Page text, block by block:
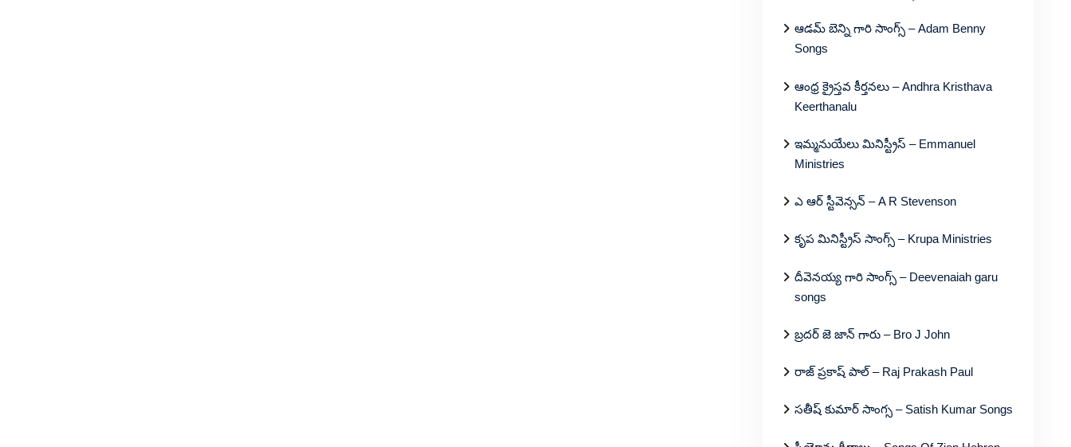
ఆడమ్ బెన్ని గారి సాంగ్స్ – Adam Benny
Songs
ఆంధ్ర క్రైస్తవ కీర్తనలు – Andhra Kristhava
Keerthanalu
ఇమ్మనుయేలు మినిస్ట్రీస్ – Emmanuel
Ministries
ఎ ఆర్ స్టీవెన్సన్ – A R Stevenson
కృప మినిస్ట్రీస్ సాంగ్స్ – Krupa Ministries
దీవెనయ్య గారి సాంగ్స్ – Deevenaiah garu
songs
బ్రదర్ జె జాన్ గారు – Bro J John
రాజ్ ప్రకాష్ పాల్ – Raj Prakash Paul
సతీష్ కుమార్ సాంగ్స – Satish Kumar Songs